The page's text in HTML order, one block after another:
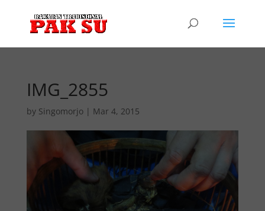
IMG_2855
by Singomorjo| Mar 4, 2015